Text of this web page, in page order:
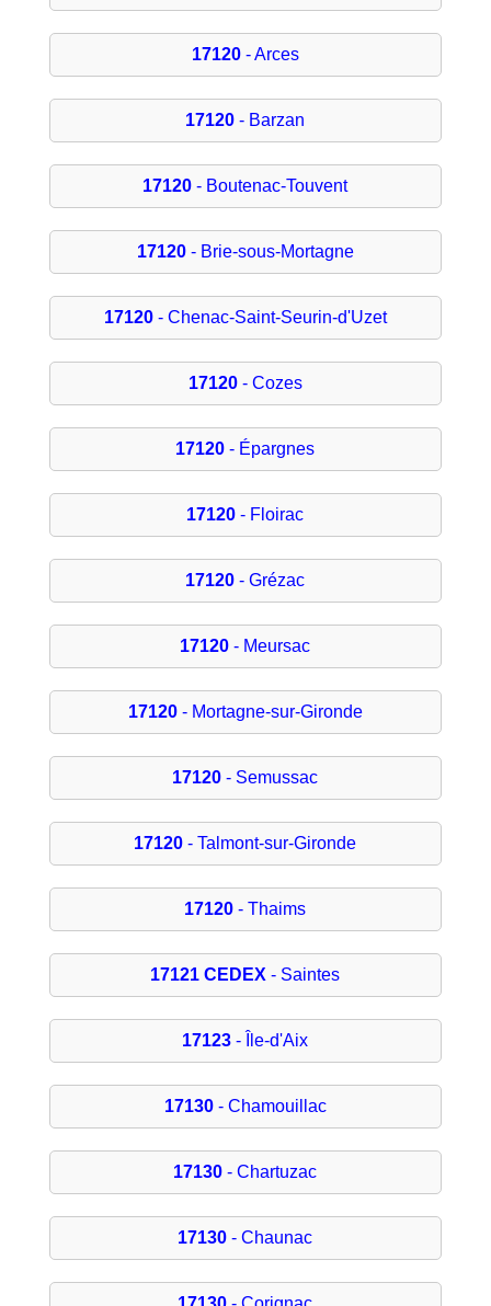
17120- Arces
17120 - Barzan
17120 - Boutenac-Touvent
17120- Brie-sous-Mortagne
17120- Chenac-Saint-Seurin-d'Uzet
17120- Cozes
17120 - Épargnes
17120 - Floirac
17120 - Grézac
17120 - Meursac
17120- Mortagne-sur-Gironde
17120 - Semussac
17120 - Talmont-sur-Gironde
17120 - Thaims
17121 CEDEX - Saintes
17123 - Île-d'Aix
17130- Chamouillac
17130 - Chartuzac
17130 - Chaunac